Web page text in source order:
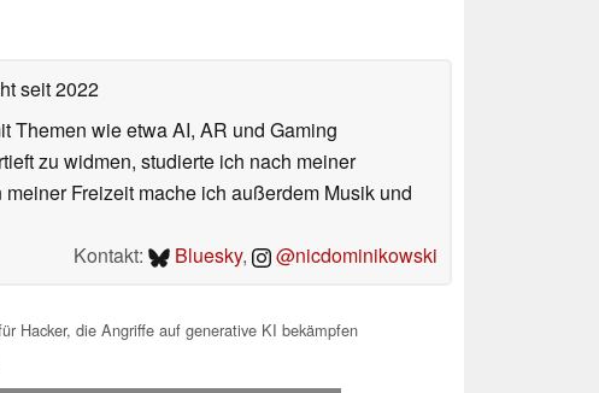
seit 2022
Themen wie etwa AI, AR und Gaming
zu widmen, studierte ich nach meiner
Freizeit mache ich außerdem Musik und
Kontakt:
Bluesky, @nicdominikowski
Hacker, die Angriffe auf generative KI bekämpfen